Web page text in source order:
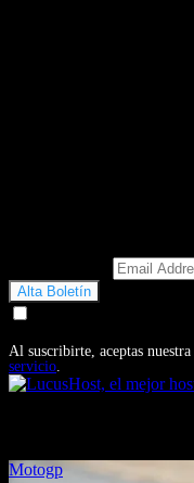
Al suscribirte, aceptas nuestra
servicio.
Motogp